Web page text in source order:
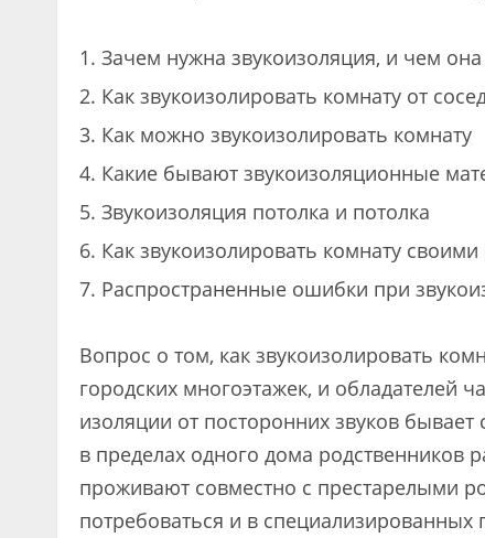
Зачем нужна звукоизоляция, и чем
Как звукоизолировать комнату от
Как можно звукоизолировать комнату
Какие бывают звукоизоляционные
Звукоизоляция потолка и потолка
Как звукоизолировать комнату
Распространенные ошибки при
Вопрос о том, как звукоизолировать
городских многоэтажек, и обладателей
изоляции от посторонних звуков
в пределах одного дома родственников
проживают совместно с престарелыми
потребоваться и в